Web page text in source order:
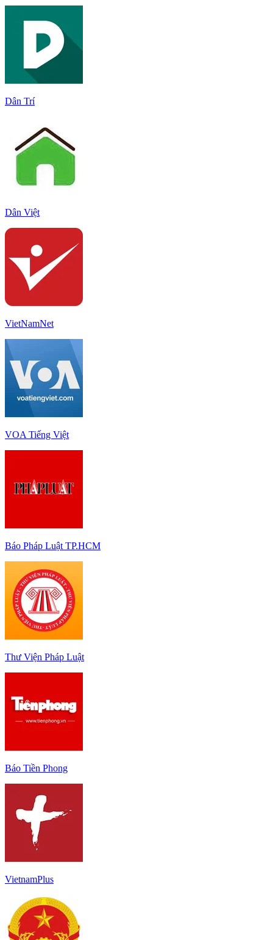
Dân Trí
Dân Việt
VietNamNet
VOA Tiếng Việt
Báo Pháp Luật TP.HCM
Thư Viện Pháp Luật
Báo Tiền Phong
VietnamPlus